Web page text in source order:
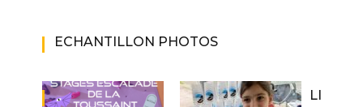
ECHANTILLON PHOTOS
LI